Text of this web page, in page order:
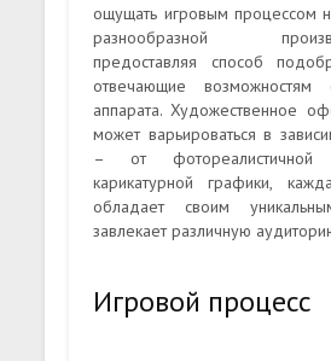
ощущать игровым процессом
разнообразной
предоставляя способ
отвечающие возможностям
аппарата. Художественное
может варьироваться в
– от
карикатурной графики,
обладает своим
завлекает различную
Игровой процесс